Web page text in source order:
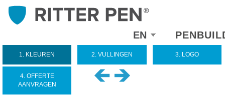
Select
yourEN
1. KLEUREN 2. VULLINGEN 3. LOGO
4. OFFERTE
AANVRAGEN